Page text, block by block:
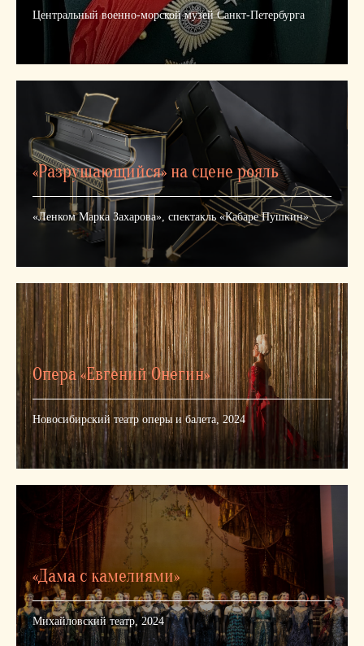
Центральный военно-морской музей Санкт-Петербурга
«Разрушающийся» на сцене рояль
«Ленком Марка Захарова», спектакль «Кабаре Пушкин»
Опера «Евгений Онегин»
Новосибирский театр оперы и балета, 2024
«Дама с камелиями»
Михайловский театр, 2024